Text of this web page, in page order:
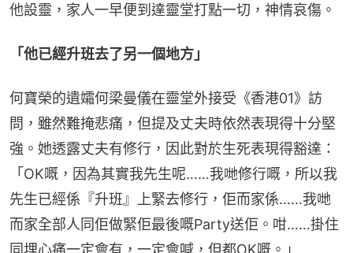
他設靈，家人一早便到達靈堂打點一切，神情哀傷。
「他已經升班去了另一個地方」
何寶榮的遺孀何梁曼儀在靈堂外接受《香港01》訪
問，雖然難掩悲痛，但提及丈夫時依然表現得十分堅
強。她透露丈夫有修行，因此對於生死表現得豁達：
「OK嘅，因為其實我先生呢……我哋修行嘅，所以我
先生已經係『升班』上緊去修行，佢而家係……我哋
而家全部人同佢做緊佢最後嘅Party送佢。咁……掛住
同埋心痛一定會有，一定會喊，但都OK嘅。」